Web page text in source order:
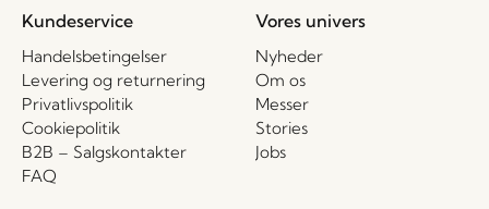
Kundeservice
Handelsbetingelser
Levering og returnering
Privatlivspolitik
Cookiepolitik
B2B – Salgskontakter
FAQ
Vores univers
Nyheder
Om os
Messer
Stories
Jobs